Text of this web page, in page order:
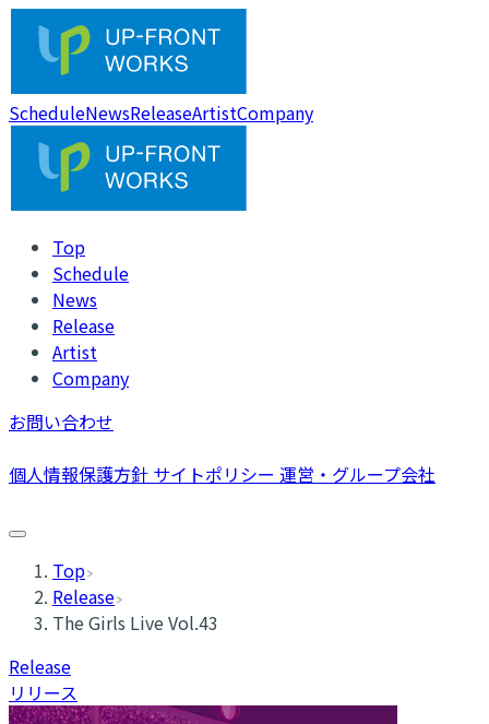
ScheduleNewsReleaseArtistCompany
Top
Schedule
News
Release
Artist
Company
お問い合わせ
個人情報保護方針 サイトポリシー 運営・グループ会社
Top
Release
The Girls Live Vol.43
Release
リリース